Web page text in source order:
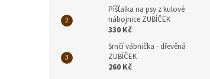
Píšťalka na psy z kulové
nábojnice ZUBÍČEK
330 Kč
Srnčí vábnička - dřevěná
ZUBÍČEK
260 Kč